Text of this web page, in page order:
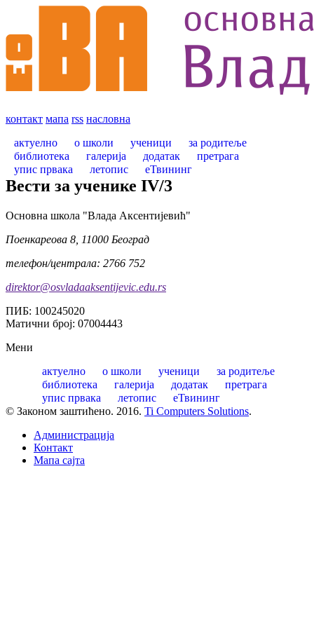
контакт мапа rss насловна
актуелно
о школи ученици
за родитеље
библиотека
галерија додатак
претрага
упис првака
летопис еТвининг
Вести за ученике IV/3
Oсновна школа "Влада Аксентијевић"
Поенкареова 8, 11000 Београд
телефон/централа: 2766 752
direktor@osvladaaksentijevic.edu.rs
ПИБ: 100245020
Матични број: 07004443
Мени
актуелно
о школи ученици
за родитеље
библиотека
галерија додатак
претрага
упис првака
летопис
еТвининг
© Законом заштићено. 2016. Ti Computers Solutions.
Администрација
Контакт
Mапа сајта